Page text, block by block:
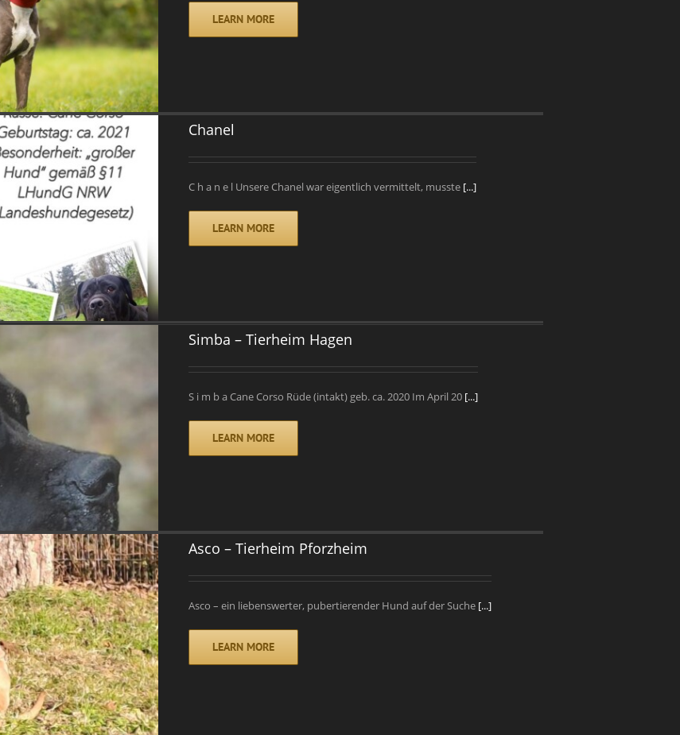
LEARN MORE
Chanel
C h a n e l Unsere Chanel war eigentlich vermittelt, musste [...]
LEARN MORE
Simba – Tierheim Hagen
S i m b a Cane Corso Rüde (intakt) geb. ca. 2020 Im April 20 [...]
LEARN MORE
Asco – Tierheim Pforzheim
Asco – ein liebenswerter, pubertierender Hund auf der Suche [...]
LEARN MORE